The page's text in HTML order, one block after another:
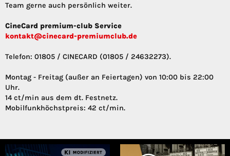
Team gerne auch persönlich weiter.
CineCard premium-club Service
kontakt@cinecard-premiumclub.de
Telefon: 01805 / CINECARD (01805 / 24632273).
Montag - Freitag (außer an Feiertagen) von 10:00 bis 22:00
Uhr.
14 ct/min aus dem dt. Festnetz.
Mobilfunkhöchstpreis: 42 ct/min.